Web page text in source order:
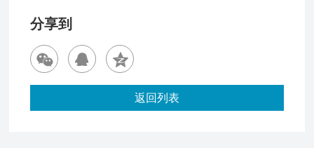
分享到
返回列表